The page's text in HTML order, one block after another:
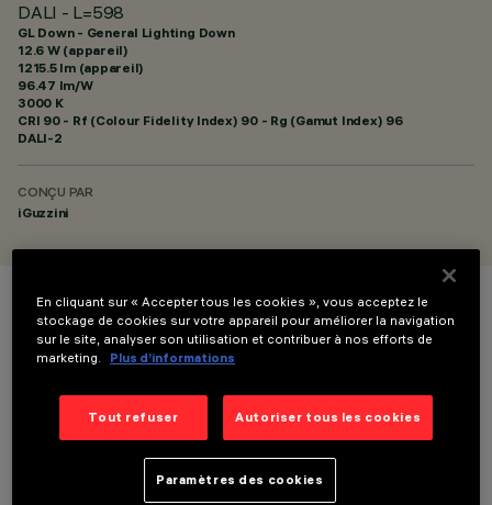
DALI - L=598
GL Down - General Lighting Down
12.6 W (appareil)
1215.5 lm (appareil)
96.47 lm/W
3000 K
CRI 90- Rf (Colour Fidelity Index) 90 - Rg (Gamut Index) 96
DALI-2
CONÇU PAR
iGuzzini
COULEUR
LIGHTING MODULE
En cliquant sur « Accepter tous les cookies », vous acceptez le
stockage de cookies sur votre appareil pour améliorer la navigation
sur le site, analyser son utilisation et contribuer à nos efforts de
marketing.
Plus d’informations
Tout refuser Autoriser tous les cookies
Paramètres des cookies